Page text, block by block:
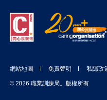
網站地圖 免責聲明 私隱政
© 2026 職業訓練局。版權所有